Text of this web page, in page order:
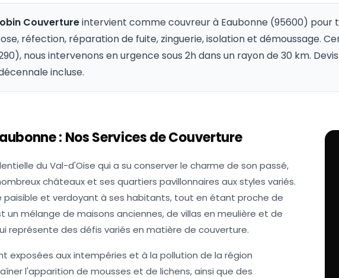
Couvertureintervient comme couvreur à Eaubonne (95600) pour
réfection, réparation de fuite, zinguerie, isolation et démoussage.
nous intervenons en urgence sous 2h dans un rayon de 30 km.
incluse.
: Nos Services de Couverture
du Val-d'Oise qui a su conserver le charme de son passé,
châteaux et ses quartiers pavillonnaires aux styles variés.
paisible et verdoyant à ses habitants, tout en étant proche de
un mélange de maisons anciennes, de villas en meulière et de
représente des défis variés en matière de couverture.
exposées aux intempéries et à la pollution de la région
l'apparition de mousses et de lichens, ainsi que des